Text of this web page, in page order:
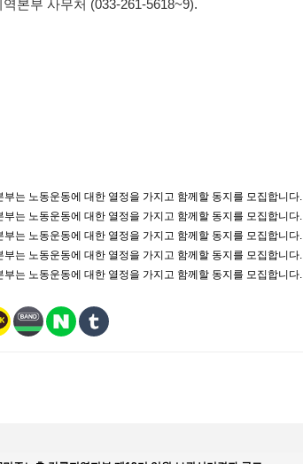
본부 사무처 (033-261-5618~9).
는 노동운동에 대한 열정을 가지고 함께할 동지를 모집합니다.
는 노동운동에 대한 열정을 가지고 함께할 동지를 모집합니다.
는 노동운동에 대한 열정을 가지고 함께할 동지를 모집합니다.
는 노동운동에 대한 열정을 가지고 함께할 동지를 모집합니다.
는 노동운동에 대한 열정을 가지고 함께할 동지를 모집합니다.